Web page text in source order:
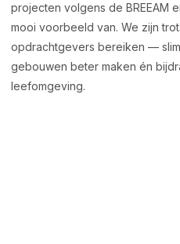
projecten volgens de BREEAM
mooi voorbeeld van. We zijn
opdrachtgevers bereiken —
gebouwen beter maken én
leefomgeving.